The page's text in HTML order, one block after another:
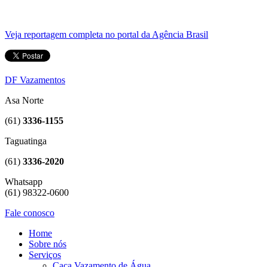
Veja reportagem completa no portal da Agência Brasil
DF Vazamentos
Asa Norte
(61) 3336-1155
Taguatinga
(61) 3336-2020
Whatsapp
(61) 98322-0600
Fale conosco
Home
Sobre nós
Serviços